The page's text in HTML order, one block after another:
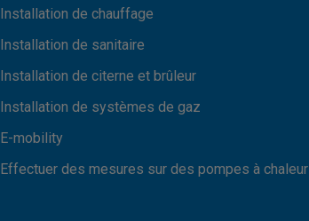
Installation de chauffage
Installation de sanitaire
Installation de citerne et brûleur
Installation de systèmes de gaz
E-mobility
Effectuer des mesures sur des pompes à chaleur